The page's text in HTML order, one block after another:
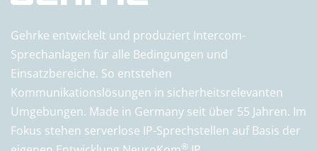
Gehrke entwickelt und produziert Intercom-
Sprechanlagen für alle Bedingungen und
Einsatzbereiche. So entstehen
Kommunikationslösungen in sicherheitsrelevanten
Umgebungen. Made in Germany seit über 55 Jahren. Im
Fokus stehen serverlose IP-Sprechstellen auf Basis der
®